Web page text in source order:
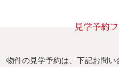
見学予約
物件の見学予約は、下記お問